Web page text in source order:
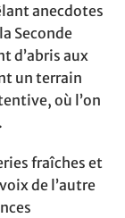
anecdotes
Seconde
d’abris aux
un terrain
où l’on
fraîches et
de l’autre